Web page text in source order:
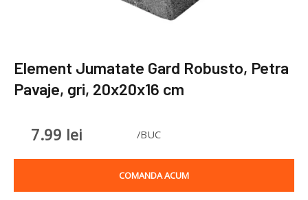
Element Jumatate Gard Robusto, Petra
Pavaje, gri, 20x20x16 cm
7.99 lei /BUC
COMANDA ACUM